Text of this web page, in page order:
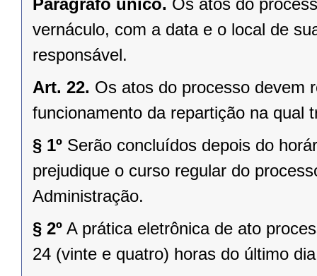
Parágrafo único. Os atos do
vernáculo, com a data e o local de
responsável.
Art. 22. Os atos do processo devem
funcionamento da repartição na qual
§ 1º Serão concluídos depois do
prejudique o curso regular do
Administração.
§ 2º A prática eletrônica de ato
24 (vinte e quatro) horas do último